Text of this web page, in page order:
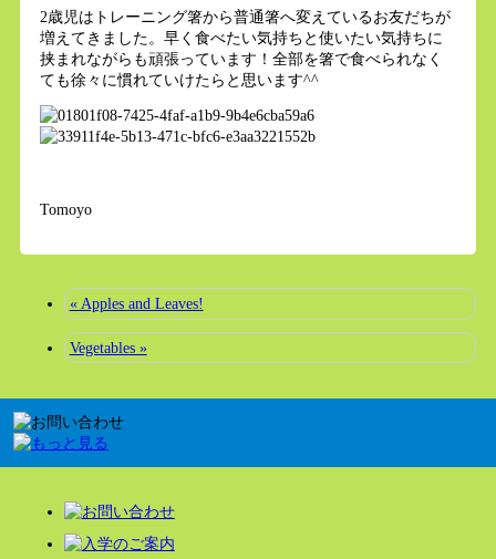
2歳児はトレーニング箸から普通箸へ変えているお友だちが
増えてきました。早く食べたい気持ちと使いたい気持ちに
挟まれながらも頑張っています！全部を箸で食べられなく
ても徐々に慣れていけたらと思います^^
Tomoyo
« Apples and Leaves!
Vegetables »